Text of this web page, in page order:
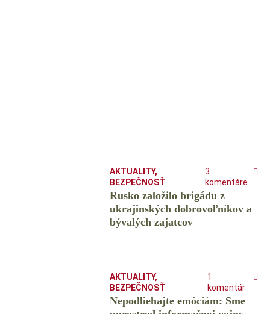
AKTUALITY,
BEZPEČNOSŤ
3
komentáre
Rusko založilo brigádu z
ukrajinských dobrovoľníkov a
bývalých zajatcov
AKTUALITY,
BEZPEČNOSŤ
1
komentár
Nepodliehajte emóciám: Sme